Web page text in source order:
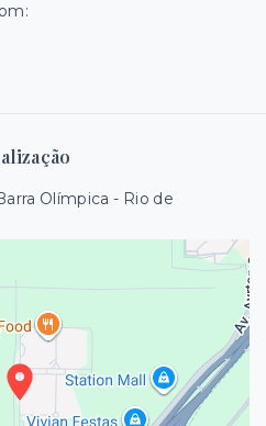
Olímpica - Rio de